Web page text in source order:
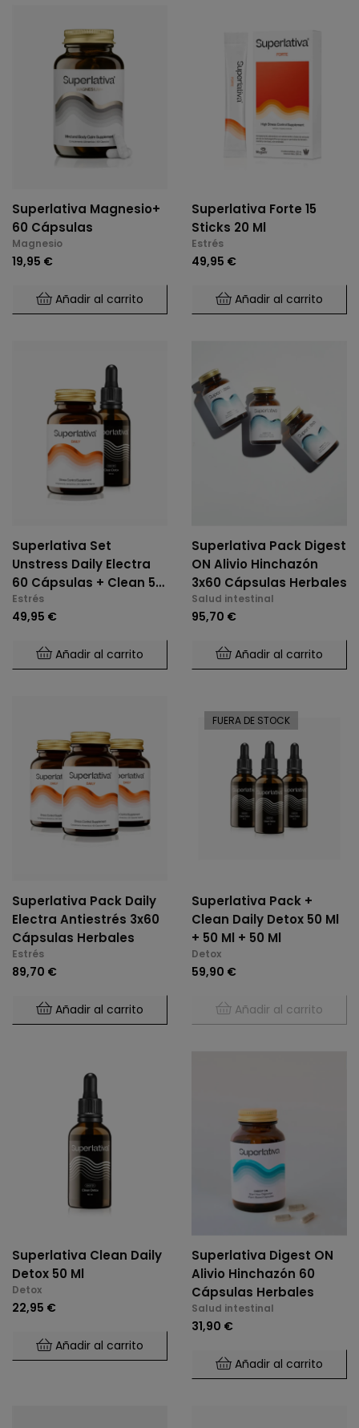
Superlativa Magnesio+
60 Cápsulas
Magnesio
19,95 €
Añadir al carrito
Superlativa Forte 15
Sticks 20 Ml
Estrés
49,95 €
Añadir al carrito
Superlativa Set
Unstress Daily Electra
60 Cápsulas + Clean 50
Ml
Estrés
49,95 €
Añadir al carrito
Superlativa Pack Digest
ON Alivio Hinchazón
3x60 Cápsulas Herbales
Salud intestinal
95,70 €
Añadir al carrito
Superlativa Pack Daily
Electra Antiestrés 3x60
Cápsulas Herbales
Estrés
89,70 €
Añadir al carrito
FUERA DE STOCK
Superlativa Pack +
Clean Daily Detox 50 Ml
+ 50 Ml + 50 Ml
Detox
59,90 €
Añadir al carrito
Superlativa Clean Daily
Detox 50 Ml
Detox
22,95 €
Añadir al carrito
Superlativa Digest ON
Alivio Hinchazón 60
Cápsulas Herbales
Salud intestinal
31,90 €
Añadir al carrito